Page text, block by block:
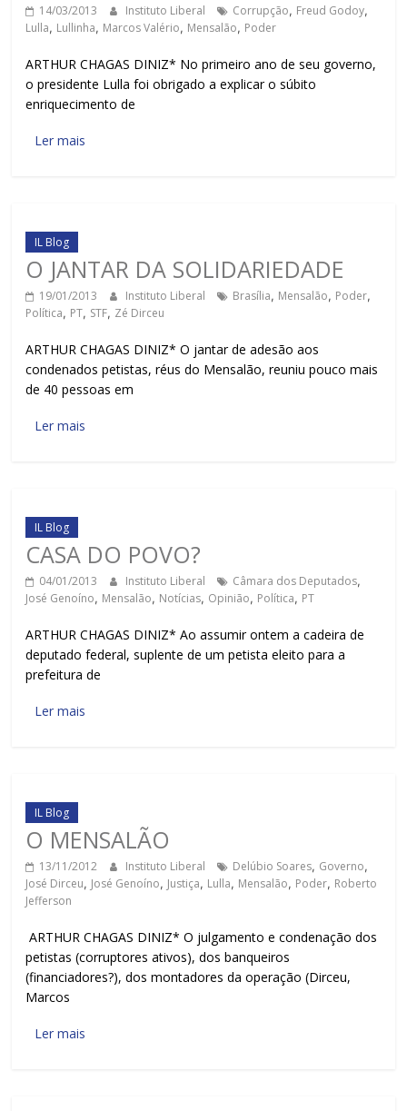
14/03/2013 Instituto Liberal Corrupção, Freud Godoy,
Lulla, Lullinha, Marcos Valério, Mensalão, Poder
ARTHUR CHAGAS DINIZ* No primeiro ano de seu governo,
o presidente Lulla foi obrigado a explicar o súbito
enriquecimento de
Ler mais
IL Blog
O JANTAR DA SOLIDARIEDADE
19/01/2013 Instituto Liberal Brasília, Mensalão, Poder,
Política, PT, STF, Zé Dirceu
ARTHUR CHAGAS DINIZ* O jantar de adesão aos
condenados petistas, réus do Mensalão, reuniu pouco mais
de 40 pessoas em
Ler mais
IL Blog
CASA DO POVO?
04/01/2013 Instituto Liberal Câmara dos Deputados,
José Genoíno, Mensalão, Notícias, Opinião, Política, PT
ARTHUR CHAGAS DINIZ* Ao assumir ontem a cadeira de
deputado federal, suplente de um petista eleito para a
prefeitura de
Ler mais
IL Blog
O MENSALÃO
13/11/2012 Instituto Liberal Delúbio Soares, Governo,
José Dirceu, José Genoíno, Justiça, Lulla, Mensalão, Poder, Roberto
Jefferson
ARTHUR CHAGAS DINIZ* O julgamento e condenação dos
petistas (corruptores ativos), dos banqueiros
(financiadores?), dos montadores da operação (Dirceu,
Marcos
Ler mais